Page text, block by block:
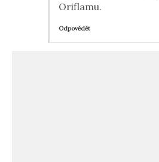
Oriflamu.
Odpovědět